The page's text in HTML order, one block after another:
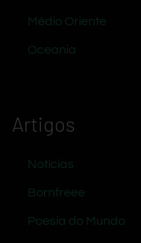
Médio Oriente
Oceania
Artigos
Notícias
Bornfreee
Poesia do Mundo